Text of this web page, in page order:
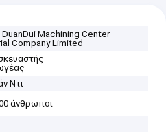
DuanDui Machining Center
Company Limited
Ντι
άνθρωποι